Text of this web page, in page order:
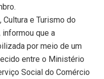
e Turismo do
que a
por meio de um
entre o Ministério
Social do Comércio